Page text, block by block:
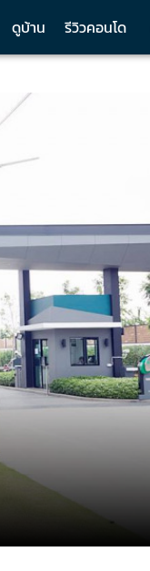
ดูบ้าน รีวิวคอนโด